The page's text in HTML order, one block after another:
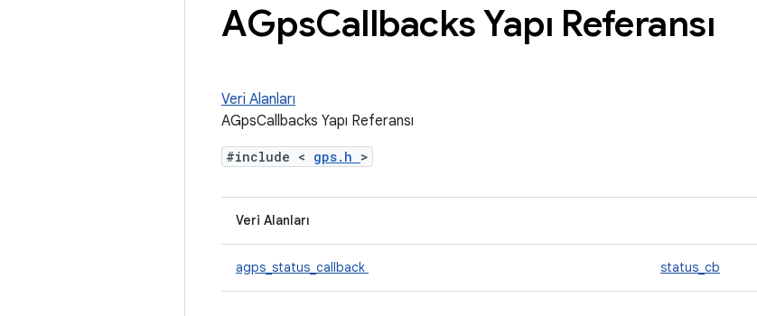
AGpsCallbacks Yapı Referansı
Veri Alanları
AGpsCallbacks Yapı Referansı
#include < gps.h >
Veri Alanları
agps_status_callback status_cb